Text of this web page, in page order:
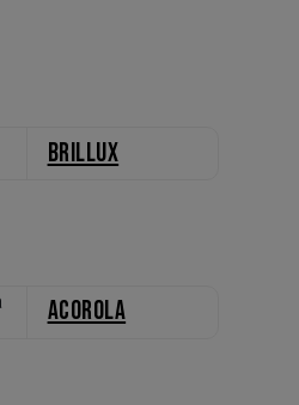
Brillux
Acorola